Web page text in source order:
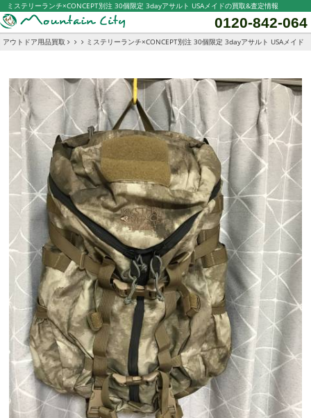
ミステリーランチ×CONCEPT別注 30個限定 3dayアサルト USAメイドの買取&査定情報
0120-842-064
アウトドア用品買取 ミステリーランチ×CONCEPT別注 30個限定 3dayアサルト USAメイド